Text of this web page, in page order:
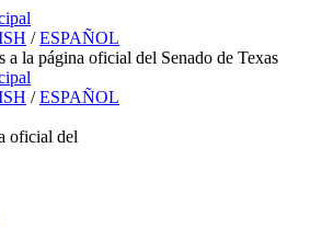
/ ESPAÑOL
/ ESPAÑOL
oficial del